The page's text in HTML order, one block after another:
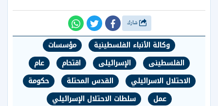
وكالة الأنباء الفلسطينية
مؤسسات
الفلسطينى
الإسرائيلى اقتحام
عام
الاحتلال الاسرائيلي
القدس المحتلة
حكومة
عمل
سلطات الاحتلال الإسرائيلي